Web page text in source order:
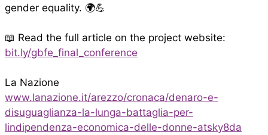
gender equality. 🌍💪
📖 Read the full article on the project website:
bit.ly/gbfe_final_conference
La Nazione
www.lanazione.it/arezzo/cronaca/denaro-e-
disuguaglianza-la-lunga-battaglia-per-
lindipendenza-economica-delle-donne-atsky8da